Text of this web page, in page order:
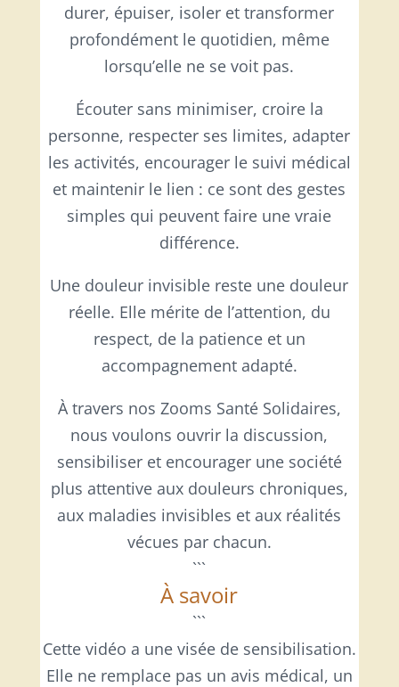
durer, épuiser, isoler et transformer
profondément le quotidien, même
lorsqu’elle ne se voit pas.
Écouter sans minimiser, croire la
personne, respecter ses limites, adapter
les activités, encourager le suivi médical
et maintenir le lien : ce sont des gestes
simples qui peuvent faire une vraie
différence.
Une douleur invisible reste une douleur
réelle. Elle mérite de l’attention, du
respect, de la patience et un
accompagnement adapté.
À travers nos Zooms Santé Solidaires,
nous voulons ouvrir la discussion,
sensibiliser et encourager une société
plus attentive aux douleurs chroniques,
aux maladies invisibles et aux réalités
vécues par chacun.
```
À savoir
```
Cette vidéo a une visée de sensibilisation.
Elle ne remplace pas un avis médical, un